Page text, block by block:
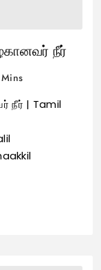
நீர்
நீர் | Tamil